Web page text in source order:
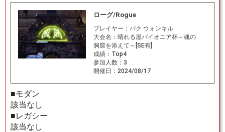
ローグ/Rogue
プレイヤー： パク ウォンキル
大会名： 晴れる屋パイオニア杯～魂の
洞窟を添えて～[SE有]
成績： Top4
参加人数： 3
開催日： 2024/08/17
■モダン
該当なし
■レガシー
該当なし